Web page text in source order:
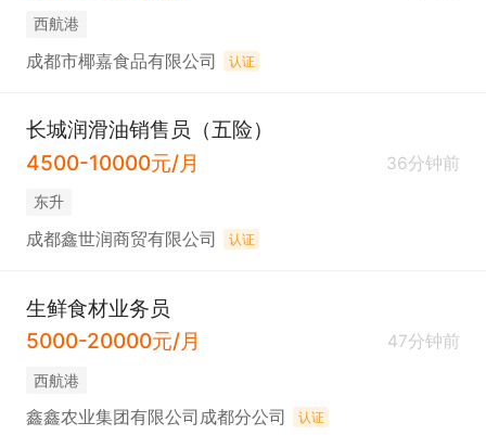
西航港
成都市椰嘉食品有限公司 认证
长城润滑油销售员（五险）
4500-10000元/月
36分钟前
东升
成都鑫世润商贸有限公司 认证
生鲜食材业务员
5000-20000元/月
47分钟前
西航港
鑫鑫农业集团有限公司成都分公司 认证